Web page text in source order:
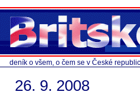
deník o všem, o čem se v České
26. 9. 2008